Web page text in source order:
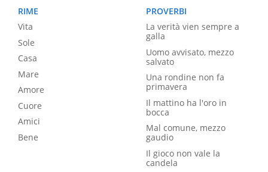
RIME
Vita
Sole
Casa
Mare
Amore
Cuore
Amici
Bene
PROVERBI
La verità vien sempre a
galla
Uomo avvisato, mezzo
salvato
Una rondine non fa
primavera
Il mattino ha l'oro in
bocca
Mal comune, mezzo
gaudio
Il gioco non vale la
candela